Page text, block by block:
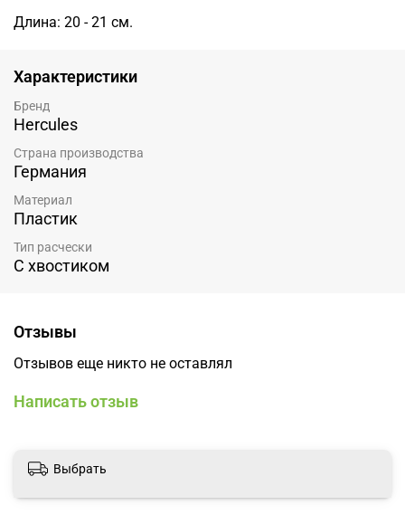
Длина: 20 - 21 см.
Характеристики
Бренд
Hercules
Страна производства
Германия
Материал
Пластик
Тип расчески
С хвостиком
Отзывы
Отзывов еще никто не оставлял
Написать отзыв
Выбрать